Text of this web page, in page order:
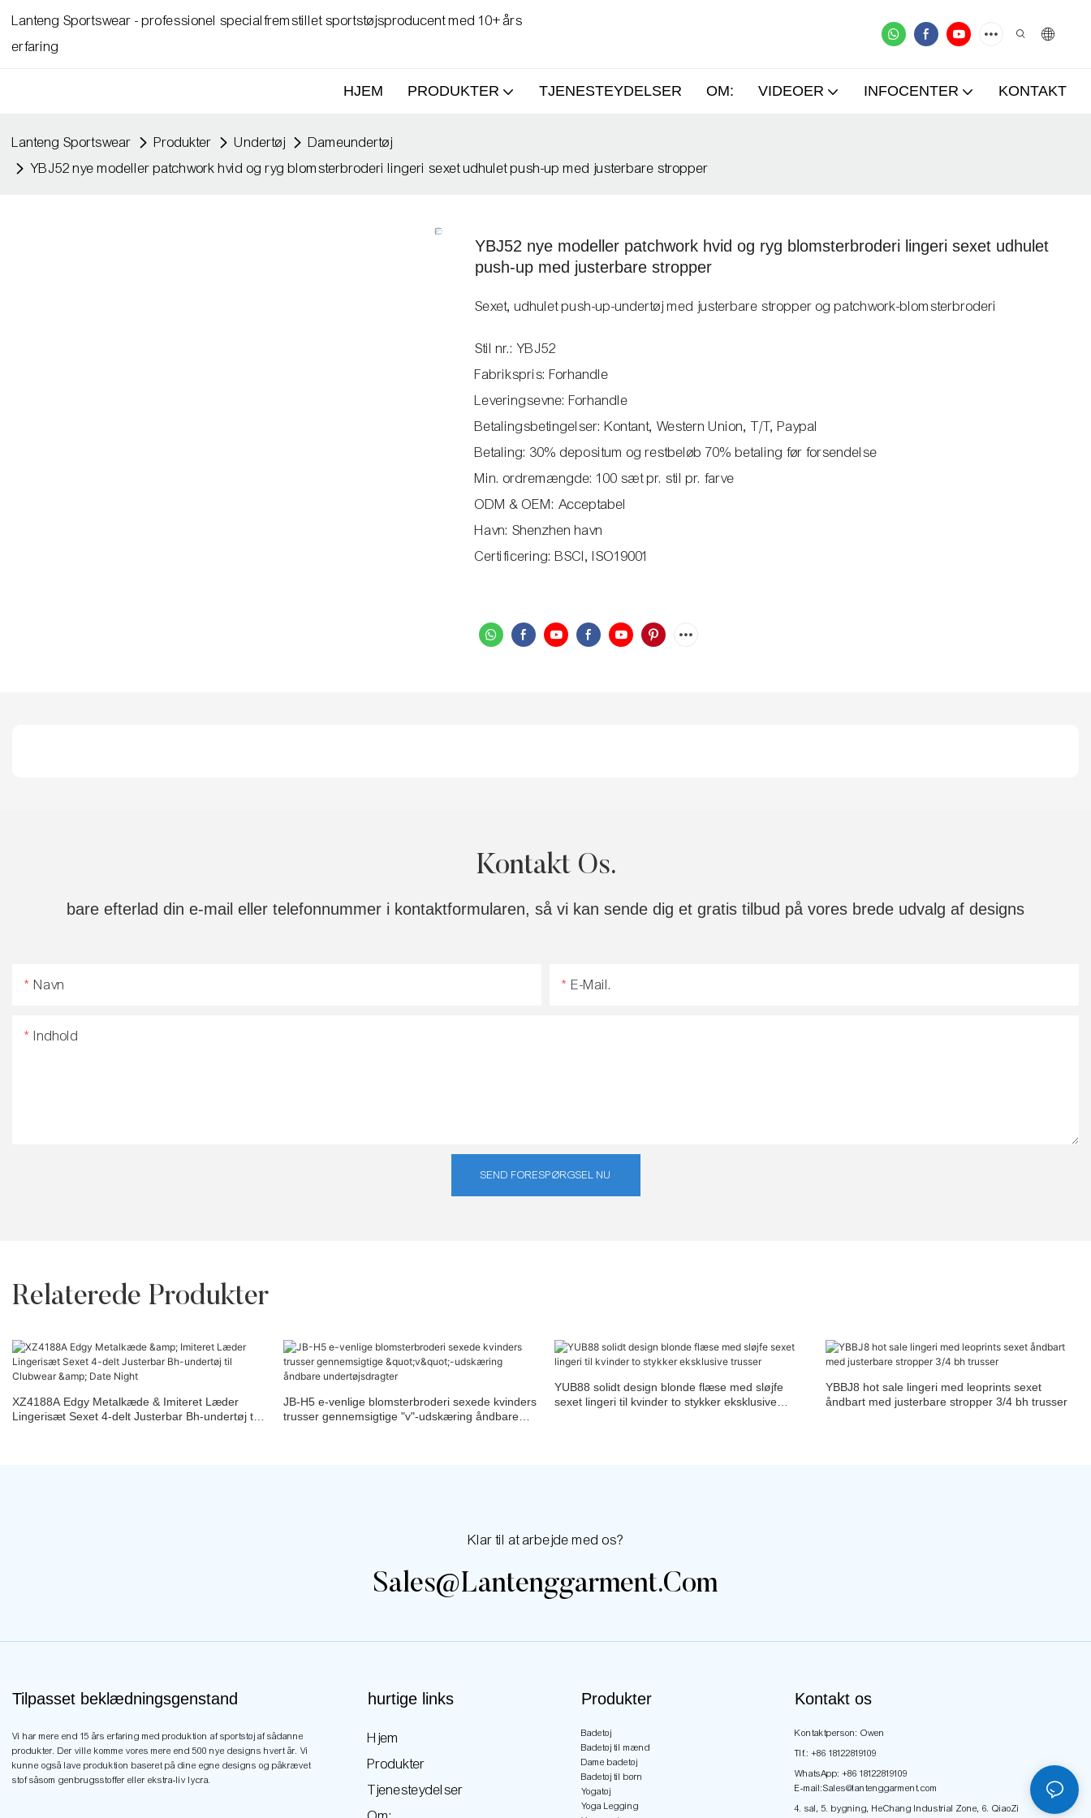
Lanteng Sportswear - professionel specialfremstillet sportstøjsproducent med 10+ års
erfaring
HJEM PRODUKTER TJENESTEYDELSER OM: VIDEOER INFOCENTER KONTAKT
Lanteng Sportswear Produkter Undertøj
Dameundertøj
YBJ52 nye modeller patchwork hvid og ryg blomsterbroderi lingeri sexet udhulet push-up med justerbare stropper
YBJ52 nye modeller patchwork hvid og ryg blomsterbroderi lingeri sexet udhulet
push-up med justerbare stropper
Sexet, udhulet push-up-undertøj med justerbare stropper og patchwork-blomsterbroderi
Stil nr.: YBJ52
Fabrikspris: Forhandle
Leveringsevne: Forhandle
Betalingsbetingelser: Kontant, Western Union, T/T, Paypal
Betaling: 30% depositum og restbeløb 70% betaling før forsendelse
Min. ordremængde: 100 sæt pr. stil pr. farve
ODM & OEM: Acceptabel
Havn: Shenzhen havn
Certificering: BSCI, ISO19001
Kontakt Os.
bare efterlad din e-mail eller telefonnummer i kontaktformularen, så vi kan sende dig et gratis tilbud på vores brede udvalg af designs
Navn E-Mail.
Indhold
SEND FORESPØRGSEL NU
Relaterede Produkter
XZ4188A Edgy Metalkæde & Imiteret Læder
Lingerisæt Sexet 4-delt Justerbar Bh-undertøj til
JB-H5 e-venlige blomsterbroderi sexede kvinders
trusser gennemsigtige "v"-udskæring åndbare
YUB88 solidt design blonde flæse med sløjfe
sexet lingeri til kvinder to stykker eksklusive
YBBJ8 hot sale lingeri med leoprints sexet
åndbart med justerbare stropper 3/4 bh trusser
Klar til at arbejde med os?
Sales@lantenggarment.com
Tilpasset beklædningsgenstand
Vi har mere end 15 års erfaring med produktion af sportstøj af sådanne
produkter. Der ville komme vores mere end 500 nye designs hvert år. Vi
kunne også lave produktion baseret på dine egne designs og påkrævet
stof såsom genbrugsstoffer eller ekstra-liv lycra.
hurtige links
Hjem
Produkter
Tjenesteydelser
Produkter
Badetøj
Badetøj til mænd
Dame badetøj
Badetøj til børn
Yogatøj
Yoga Legging
Kontakt os
Kontaktperson: Owen
Tlf.: +86 18122819109
WhatsApp: +86 18122819109
E-mail:Sales@lantenggarment.com
4. sal, 5. bygning, HeChang Industrial Zone, 6. QiaoZi